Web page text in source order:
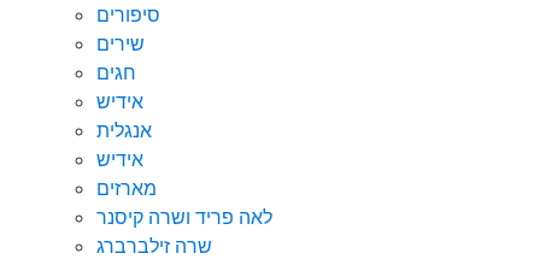
סיפורים
שירים
חגים
אידיש
אנגלית
אידיש
מארזים
לאה פריד ושרה קיסנר
שרה זילברברג